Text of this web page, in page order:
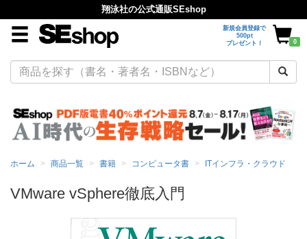
翔泳社の公式通販SEshop
新規会員登録で
500pt
プレゼント！
0
ホーム 商品一覧 書籍 コンピュータ書 ITインフラ・クラウド
VMware vSphere徹底入門